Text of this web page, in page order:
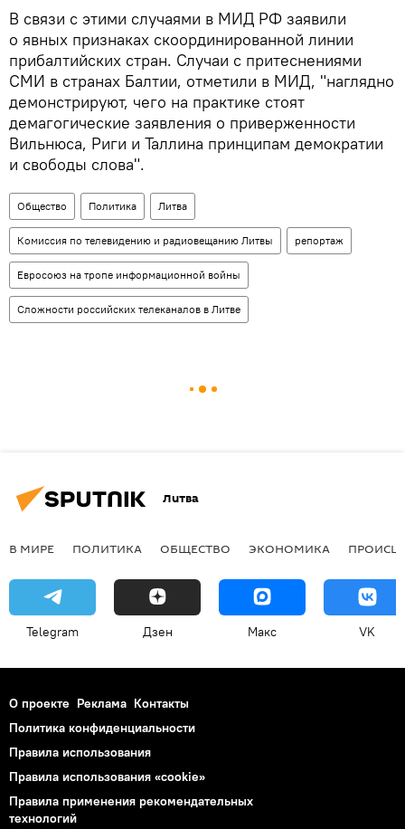
В связи с этими случаями в МИД РФ заявили
о явных признаках скоординированной линии
прибалтийских стран. Случаи с притеснениями
СМИ в странах Балтии, отметили в МИД, "наглядно
демонстрируют, чего на практике стоят
демагогические заявления о приверженности
Вильнюса, Риги и Таллина принципам демократии
и свободы слова".
Общество Политика Литва
Комиссия по телевидению и радиовещанию Литвы репортаж
Евросоюз на тропе информационной войны
Сложности российских телеканалов в Литве
Литва
В МИРЕ ПОЛИТИКА ОБЩЕСТВО ЭКОНОМИКА
Telegram Дзен Макс VK
О проекте Реклама Контакты
Политика конфиденциальности
Правила использования
Правила использования «cookie»
Правила применения рекомендательных
технологий